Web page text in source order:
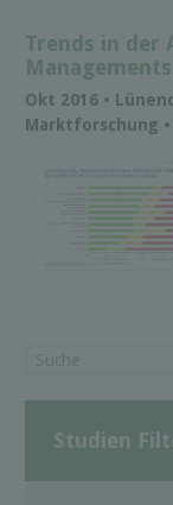
Trends in der
Okt 2016 •
Marktforschung
Studien